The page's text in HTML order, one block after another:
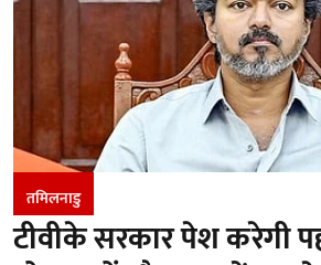
तमिलनाडु
टीवीके सरकार पेश करेगी